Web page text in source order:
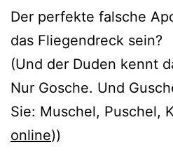
Der per­fek­te fal­sche
das Fliegendreck sein?
(Und der Duden kennt
Nur Gosche. Und
Sie: Muschel, Puschel,
online))